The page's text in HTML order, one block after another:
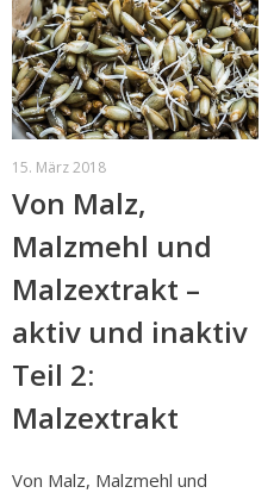
15. März 2018
Von Malz,
Malzmehl und
Malzextrakt –
aktiv und inaktiv
Teil 2:
Malzextrakt
Von Malz, Malzmehl und